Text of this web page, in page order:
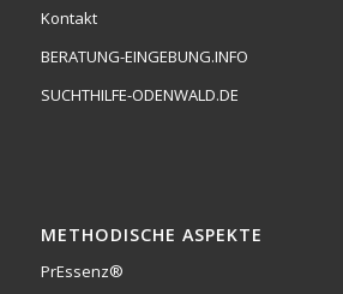
Kontakt
BERATUNG-EINGEBUNG.INFO
SUCHTHILFE-ODENWALD.DE
METHODISCHE ASPEKTE
PrEssenz®